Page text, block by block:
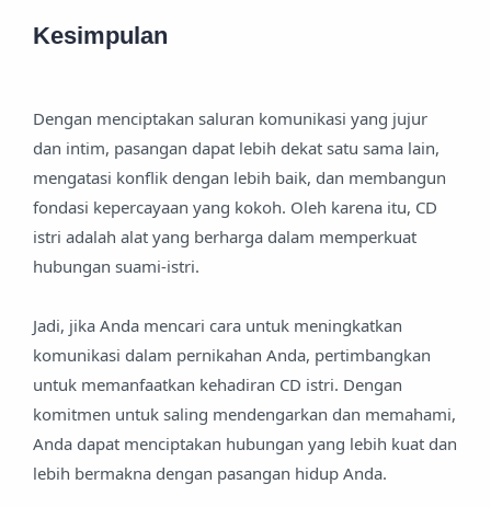
Kesimpulan
Dengan menciptakan saluran komunikasi yang jujur
dan intim, pasangan dapat lebih dekat satu sama lain,
mengatasi konflik dengan lebih baik, dan membangun
fondasi kepercayaan yang kokoh. Oleh karena itu, CD
istri adalah alat yang berharga dalam memperkuat
hubungan suami-istri.
Jadi, jika Anda mencari cara untuk meningkatkan
komunikasi dalam pernikahan Anda, pertimbangkan
untuk memanfaatkan kehadiran CD istri. Dengan
komitmen untuk saling mendengarkan dan memahami,
Anda dapat menciptakan hubungan yang lebih kuat dan
lebih bermakna dengan pasangan hidup Anda.